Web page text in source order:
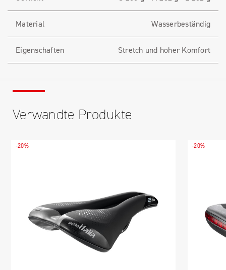
Material Wasserbeständig
Eigenschaften Stretch und hoher Komfort
Verwandte Produkte
-20% -20%